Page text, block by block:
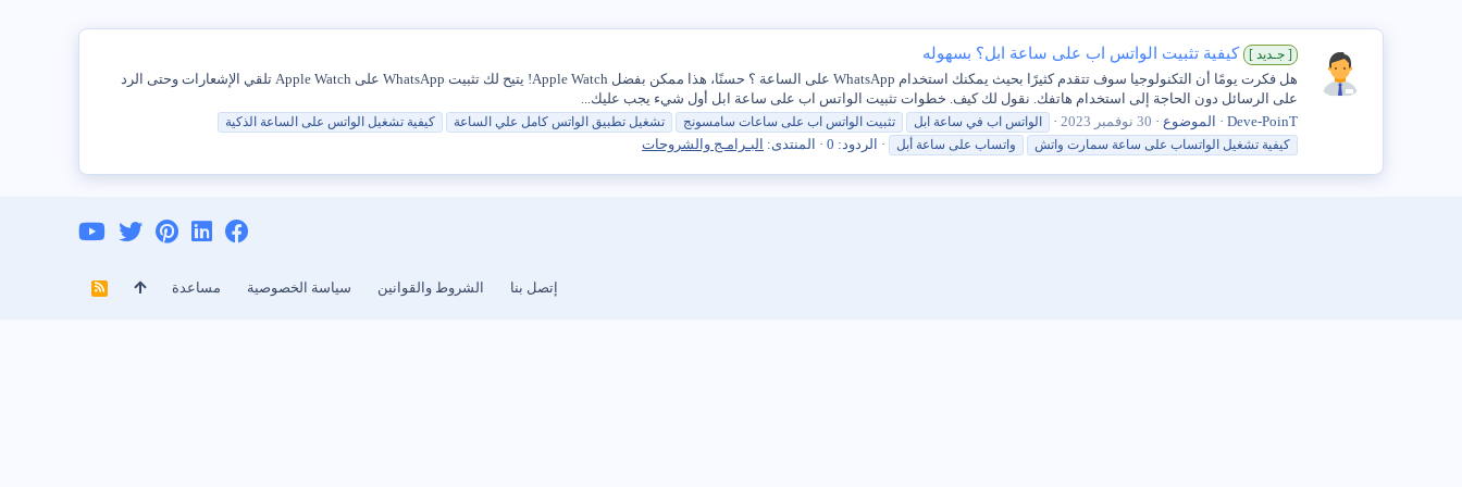
[ جـديد ] كيفية تثبيت الواتس اب على ساعة ابل؟ بسهوله
هل فكرت يومًا أن التكنولوجيا سوف تتقدم كثيرًا بحيث يمكنك استخدام WhatsApp على الساعة ؟ حسنًا، هذا ممكن بفضل Apple Watch! يتيح لك تثبيت WhatsApp على Apple Watch تلقي الإشعارات وحتى الرد
على الرسائل دون الحاجة إلى استخدام هاتفك. نقول لك كيف. خطوات تثبيت الواتس اب على ساعة ابل أول شيء يجب عليك...
Deve-PoinT
الموضوع 30 نوفمبر 2023 الواتس اب في ساعة ابل تثبيت الواتس اب على ساعات سامسونج تشغيل تطبيق الواتس كامل علي الساعة كيفية تشغيل الواتس على الساعة الذكية
كيفية تشغيل الواتساب على ساعة سمارت واتش واتساب على ساعة أبل الردود: 0 المنتدى: البـرامـج والشروحات
إتصل بنا الشروط والقوانين سياسة الخصوصية مساعدة
R